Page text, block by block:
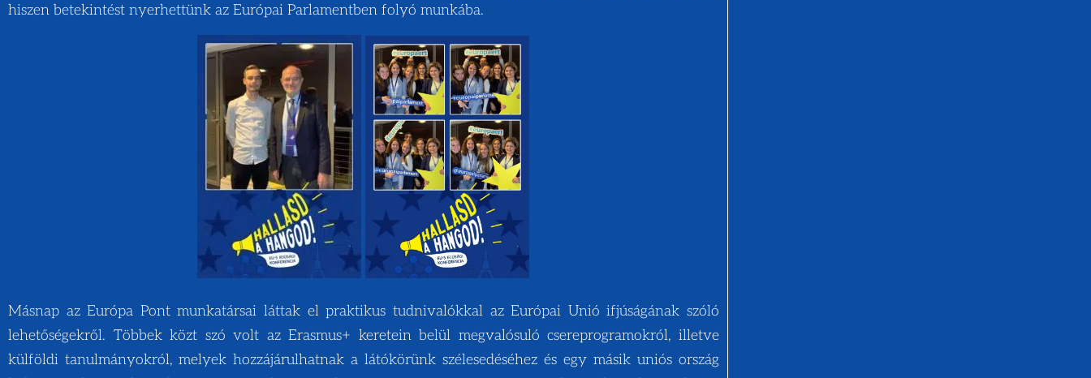
hiszen betekintést nyerhettünk az Európai Parlamentben folyó munkába.
Másnap az Európa Pont munkatársai láttak el praktikus tudnivalókkal az Európai Unió ifjúságának szóló
lehetőségekről. Többek közt szó volt az Erasmus+ keretein belül megvalósuló csereprogramokról, illetve
külföldi tanulmányokról, melyek hozzájárulhatnak a látókörünk szélesedéséhez és egy másik uniós ország